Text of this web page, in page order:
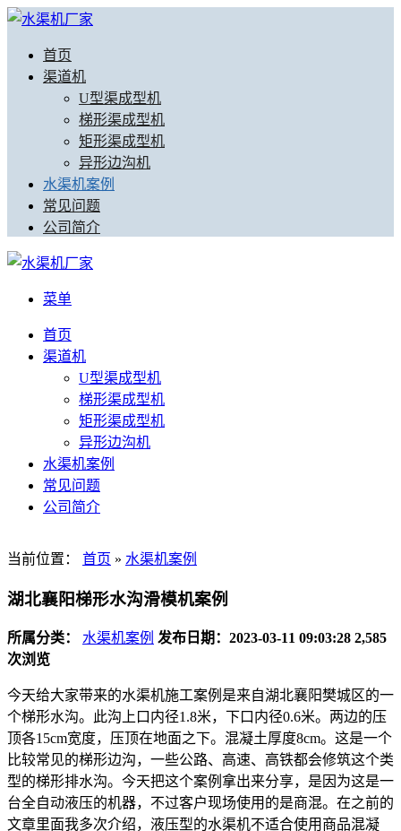
首页
渠道机
U型渠成型机
梯形渠成型机
矩形渠成型机
异形边沟机
水渠机案例
常见问题
公司简介
菜单
首页
渠道机
U型渠成型机
梯形渠成型机
矩形渠成型机
异形边沟机
水渠机案例
常见问题
公司简介
当前位置： 首页 » 水渠机案例
湖北襄阳梯形水沟滑模机案例
所属分类： 水渠机案例 发布日期：2023-03-11 09:03:28 2,585
次浏览
今天给大家带来的水渠机施工案例是来自湖北襄阳樊城区的一
个梯形水沟。此沟上口内径1.8米，下口内径0.6米。两边的压
顶各15cm宽度，压顶在地面之下。混凝土厚度8cm。这是一个
比较常见的梯形边沟，一些公路、高速、高铁都会修筑这个类
型的梯形排水沟。今天把这个案例拿出来分享，是因为这是一
台全自动液压的机器，不过客户现场使用的是商混。在之前的
文章里面我多次介绍，液压型的水渠机不适合使用商品混凝